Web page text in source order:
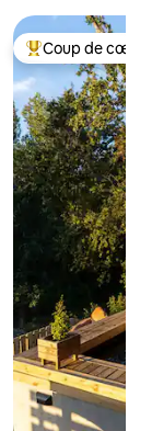
sur la
Coups de cœur
Coup de cœur